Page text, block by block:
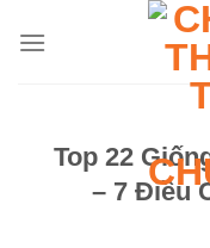
Top 22
– 7 Điều